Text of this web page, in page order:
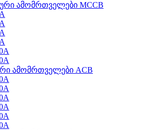
ამომრთველები MCCB
ამომრთველები ACB